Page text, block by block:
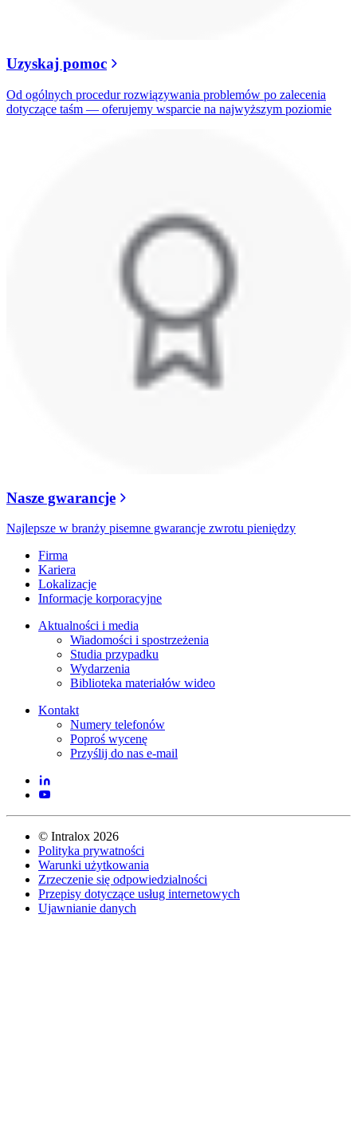
Uzyskaj pomoc
Od ogólnych procedur rozwiązywania problemów po zalecenia
dotyczące taśm — oferujemy wsparcie na najwyższym poziomie
Nasze gwarancje
Najlepsze w branży pisemne gwarancje zwrotu pieniędzy
Firma
Kariera
Lokalizacje
Informacje korporacyjne
Aktualności i media
Wiadomości i spostrzeżenia
Studia przypadku
Wydarzenia
Biblioteka materiałów wideo
Kontakt
Numery telefonów
Poproś wycenę
Przyślij do nas e-mail
© Intralox 2026
Polityka prywatności
Warunki użytkowania
Zrzeczenie się odpowiedzialności
Przepisy dotyczące usług internetowych
Ujawnianie danych